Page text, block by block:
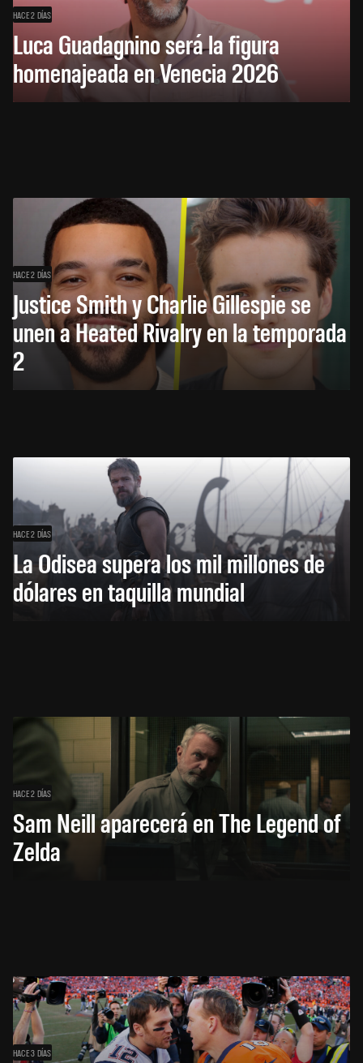
HACE 2 DÍAS
Luca Guadagnino será la figura
homenajeada en Venecia 2026
HACE 2 DÍAS
Justice Smith y Charlie Gillespie se
unen a Heated Rivalry en la temporada
2
HACE 2 DÍAS
La Odisea supera los mil millones de
dólares en taquilla mundial
HACE 2 DÍAS
Sam Neill aparecerá en The Legend of
Zelda
HACE 3 DÍAS